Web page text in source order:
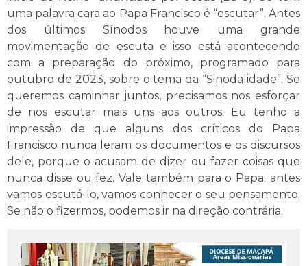
uma palavra cara ao Papa Francisco é “escutar”. Antes
dos últimos Sínodos houve uma grande
movimentação de escuta e isso está acontecendo
com a preparação do próximo, programado para
outubro de 2023, sobre o tema da “Sinodalidade”. Se
queremos caminhar juntos, precisamos nos esforçar
de nos escutar mais uns aos outros. Eu tenho a
impressão de que alguns dos críticos do Papa
Francisco nunca leram os documentos e os discursos
dele, porque o acusam de dizer ou fazer coisas que
nunca disse ou fez. Vale também para o Papa: antes
vamos escutá-lo, vamos conhecer o seu pensamento.
Se não o fizermos, podemos ir na direção contrária.